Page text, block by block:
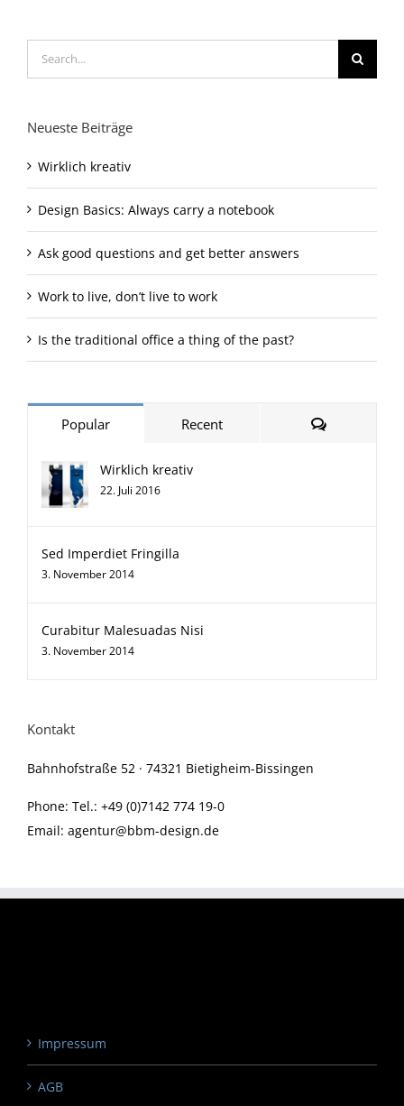
Search
for:
Neueste Beiträge
Wirklich kreativ
Design Basics: Always carry a notebook
Ask good questions and get better answers
Work to live, don’t live to work
Is the traditional office a thing of the past?
Popular Recent Comments
Wirklich kreativ
22. Juli 2016
Sed Imperdiet Fringilla
3. November 2014
Curabitur Malesuadas Nisi
3. November 2014
Kontakt
Bahnhofstraße 52 · 74321 Bietigheim-Bissingen
Phone: Tel.: +49 (0)7142 774 19-0
Email: agentur@bbm-design.de
Impressum
AGB